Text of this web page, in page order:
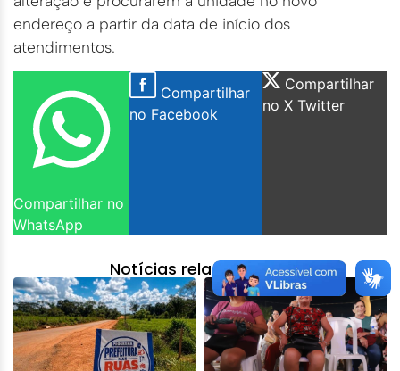
endereço a partir da data de início dos
atendimentos.
Compartilhar no
WhatsApp
Compartilhar
no Facebook
Compartilhar
no X Twitter
Notícias relacionadas: